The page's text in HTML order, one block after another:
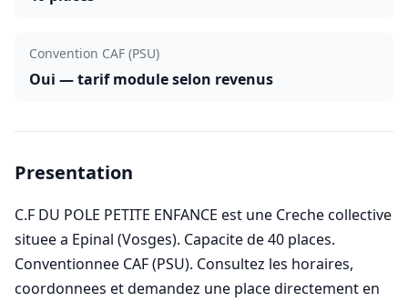
Convention CAF (PSU)
Oui — tarif module selon revenus
Presentation
C.F DU POLE PETITE ENFANCE est une Creche collective
situee a Epinal (Vosges). Capacite de 40 places.
Conventionnee CAF (PSU). Consultez les horaires,
coordonnees et demandez une place directement en